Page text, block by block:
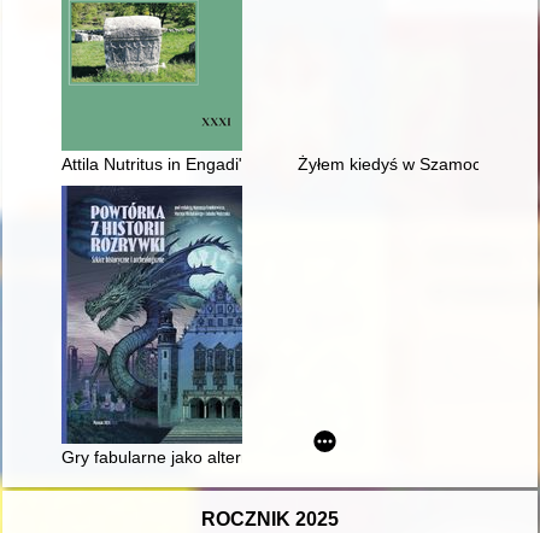
Attila Nutritus in Engadi" or the knowledge of late antique
Żyłem kiedyś w Szamocinie
Gry fabularne jako alternatywna metoda nauczania historii
ROCZNIK 2025